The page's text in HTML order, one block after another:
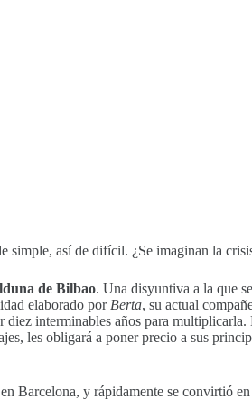
simple, así de difícil. ¿Se imaginan la
de Bilbao. Una disyuntiva a la que
elaborado por Berta, su actual
interminables años para
les obligará a poner precio a sus
en Barcelona, y rápidamente se convirtió